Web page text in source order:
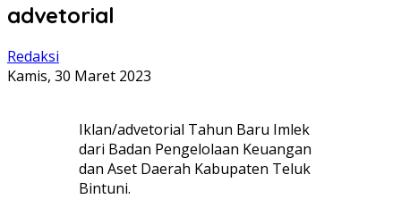
advetorial
Redaksi
Kamis, 30 Maret 2023
Iklan/advetorial Tahun Baru Imlek
dari Badan Pengelolaan Keuangan
dan Aset Daerah Kabupaten Teluk
Bintuni.